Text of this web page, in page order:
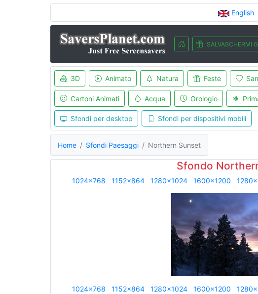
English
SALVASCHERMI
3D Animato Natura Feste
Cartoni Animati Acqua Orologio
Sfondi per desktop Sfondi per dispositivi mobili
Home Sfondi Paesaggi Northern Sunset
Sfondo
1024x768 1152x864 1280x1024 1600x1200
1024x768 1152x864 1280x1024 1600x1200